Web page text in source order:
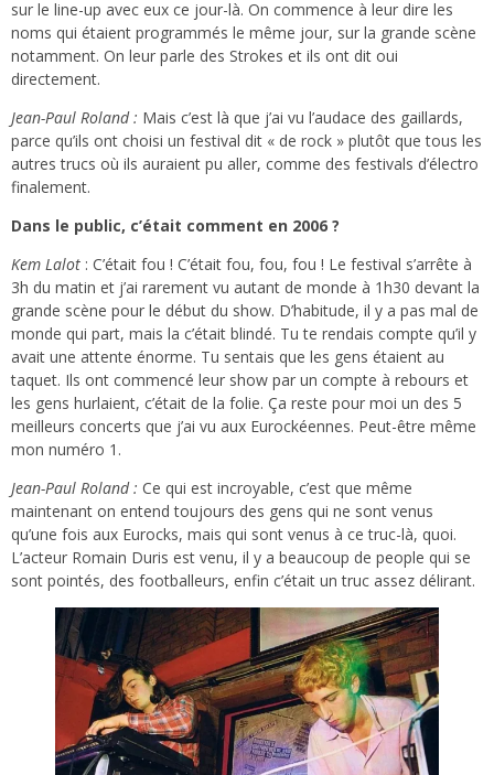
sur le line-up avec eux ce jour-là. On commence à leur dire les
noms qui étaient programmés le même jour, sur la grande scène
notamment. On leur parle des Strokes et ils ont dit oui
directement.
Jean-Paul Roland : Mais c’est là que j’ai vu l’audace des gaillards,
parce qu’ils ont choisi un festival dit « de rock » plutôt que tous les
autres trucs où ils auraient pu aller, comme des festivals d’électro
finalement.
Dans le public, c’était comment en 2006 ?
Kem Lalot : C’était fou ! C’était fou, fou, fou ! Le festival s’arrête à
3h du matin et j’ai rarement vu autant de monde à 1h30 devant la
grande scène pour le début du show. D’habitude, il y a pas mal de
monde qui part, mais la c’était blindé. Tu te rendais compte qu’il y
avait une attente énorme. Tu sentais que les gens étaient au
taquet. Ils ont commencé leur show par un compte à rebours et
les gens hurlaient, c’était de la folie. Ça reste pour moi un des 5
meilleurs concerts que j’ai vu aux Eurockéennes. Peut-être même
mon numéro 1.
Jean-Paul Roland : Ce qui est incroyable, c’est que même
maintenant on entend toujours des gens qui ne sont venus
qu’une fois aux Eurocks, mais qui sont venus à ce truc-là, quoi.
L’acteur Romain Duris est venu, il y a beaucoup de people qui se
sont pointés, des footballeurs, enfin c’était un truc assez délirant.